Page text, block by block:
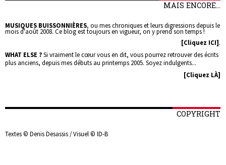
MAIS ENCORE...
MUSIQUES BUISSONNIÈRES, ou mes chroniques et leurs digressions depuis le
mois d'août 2008. Ce blog est toujours en vigueur, on y prend son temps !
[Cliquez ICI].
WHAT ELSE ?Si vraiment le cœur vous en dit, vous pourrez retrouver des écrits
plus anciens, depuis mes débuts au printemps 2005. Soyez indulgents...
[Cliquez LÀ]
COPYRIGHT
Textes © Denis Desassis / Visuel © ID-B